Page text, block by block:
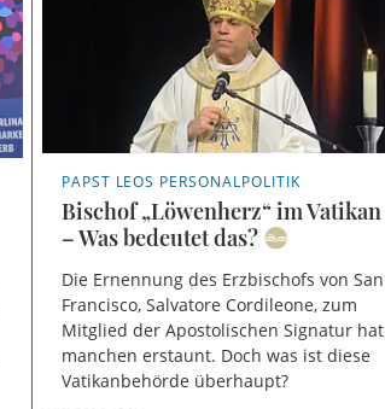
PAPST LEOS PERSONALPOLITIK
Bischof „Löwenherz“ im Vatikan
– Was bedeutet das?
Die Ernennung des Erzbischofs von San
Francisco, Salvatore Cordileone, zum
Mitglied der Apostolischen Signatur hat
manchen erstaunt. Doch was ist diese
Vatikanbehörde überhaupt?